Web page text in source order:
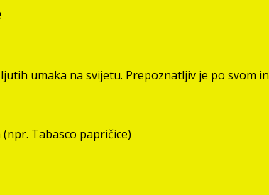
umaka na svijetu. Prepoznatljiv je po svom
Tabasco papričice)